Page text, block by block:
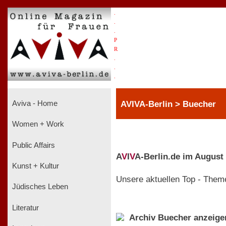
P
R
Aviva - Home
Women + Work
Public Affairs
Kunst + Kultur
Jüdisches Leben
Literatur
AVIVA-Berlin > Buecher
AVIVA-Berlin.de im August
Unsere aktuellen Top -
Archiv Buecher